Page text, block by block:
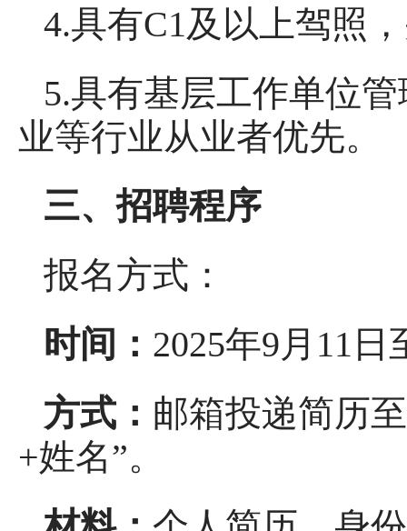
4.具有C1及以上驾照
5.具有基层工作单位
业等行业从业者优先。
三、招聘程序
报名方式：
时间： 2025年9月11日
方式： 邮箱投递简历
+姓名”。